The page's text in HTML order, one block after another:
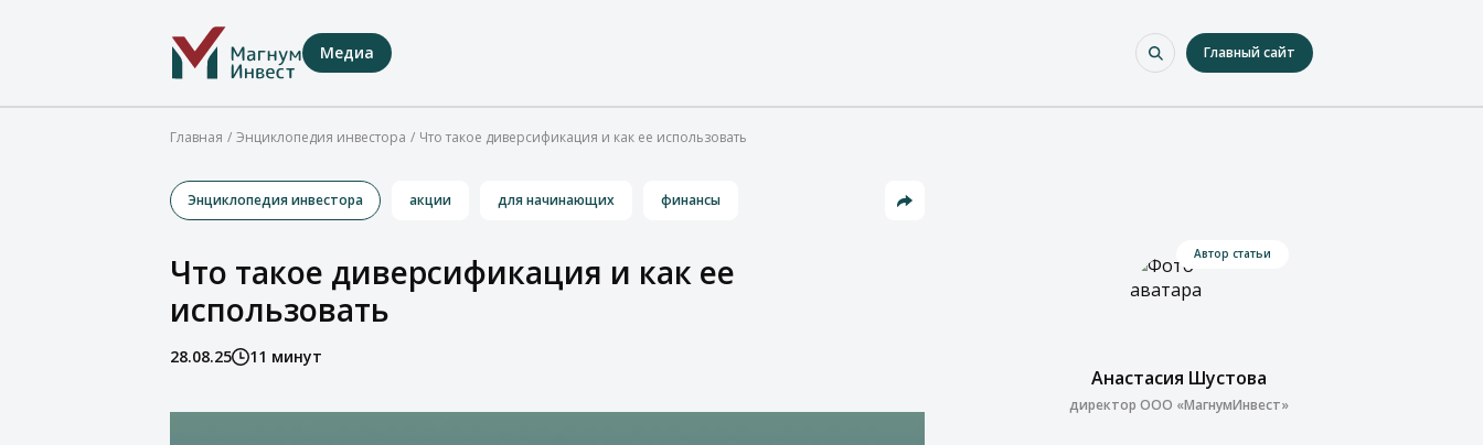
Медиа Главный сайт
Главная Энциклопедия инвестора Что такое диверсификация и как ее использовать
Энциклопедия инвестора акции для начинающих финансы
Что такое диверсификация и как ее
использовать
28.08.25 11 минут
Автор статьи
Анастасия Шустова
директор ООО «МагнумИнвест»